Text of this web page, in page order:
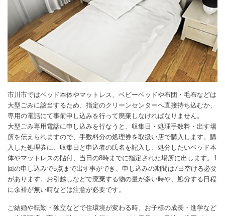
市川市ではベッド本体やマットレス、ベビーベッドや布団・毛布などは
大型ごみに該当するため、指定のクリーンセンターへ直接持ち込むか、
専用の電話にて事前申し込みを行って廃棄しなければなりません。
大型ごみ専用電話に申し込みを行なうと、収集日・処理手数料・出す場
所を伝えられますので、手数料分の処理券を取扱い店で購入します。購
入した処理券に、収集日と申込者の氏名を記入し、処分したいベッド本
体やマットレスの貼付、当日の8時までに指定された場所に出します。1
回の申し込みで5点まで出す事ができ、申し込みの期間は7日空ける必要
があります。お引越しなどで廃棄する物の量が多い時や、処分する日程
に余裕が無い時などは注意が必要です。
ご結婚や転勤・独立などで住環境が変わる時、お子様の成長・進学など